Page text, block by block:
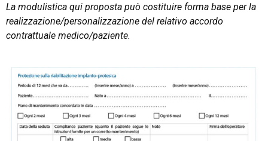
La modulistica qui proposta può costituire forma base per la
realizzazione/personalizzazione del relativo accordo
contrattuale medico/paziente.